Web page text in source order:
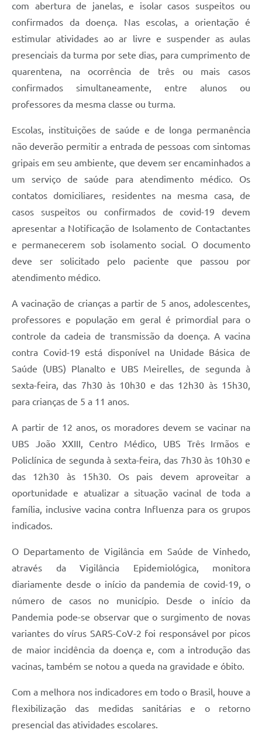
Links Úteis
Serviços Online
com abertura de janelas, e isolar casos suspeitos ou
confirmados da doença. Nas escolas, a orientação é
estimular atividades ao ar livre e suspender as aulas
presenciais da turma por sete dias, para cumprimento de
quarentena, na ocorrência de três ou mais casos
confirmados simultaneamente, entre alunos ou
professores da mesma classe ou turma.
Escolas, instituições de saúde e de longa permanência
não deverão permitir a entrada de pessoas com sintomas
gripais em seu ambiente, que devem ser encaminhados a
um serviço de saúde para atendimento médico. Os
contatos domiciliares, residentes na mesma casa, de
casos suspeitos ou confirmados de covid-19 devem
apresentar a Notificação de Isolamento de Contactantes
e permanecerem sob isolamento social. O documento
deve ser solicitado pelo paciente que passou por
atendimento médico.
A vacinação de crianças a partir de 5 anos, adolescentes,
professores e população em geral é primordial para o
controle da cadeia de transmissão da doença. A vacina
contra Covid-19 está disponível na Unidade Básica de
Saúde (UBS) Planalto e UBS Meirelles, de segunda à
sexta-feira, das 7h30 às 10h30 e das 12h30 às 15h30,
para crianças de 5 a 11 anos.
A partir de 12 anos, os moradores devem se vacinar na
UBS João XXIII, Centro Médico, UBS Três Irmãos e
Policlínica de segunda à sexta-feira, das 7h30 às 10h30 e
das 12h30 às 15h30. Os pais devem aproveitar a
oportunidade e atualizar a situação vacinal de toda a
família, inclusive vacina contra Influenza para os grupos
indicados.
O Departamento de Vigilância em Saúde de Vinhedo,
através da Vigilância Epidemiológica, monitora
diariamente desde o início da pandemia de covid-19, o
número de casos no município. Desde o início da
Pandemia pode-se observar que o surgimento de novas
variantes do vírus SARS-CoV-2 foi responsável por picos
de maior incidência da doença e, com a introdução das
vacinas, também se notou a queda na gravidade e óbito.
Com a melhora nos indicadores em todo o Brasil, houve a
flexibilização das medidas sanitárias e o retorno
presencial das atividades escolares.